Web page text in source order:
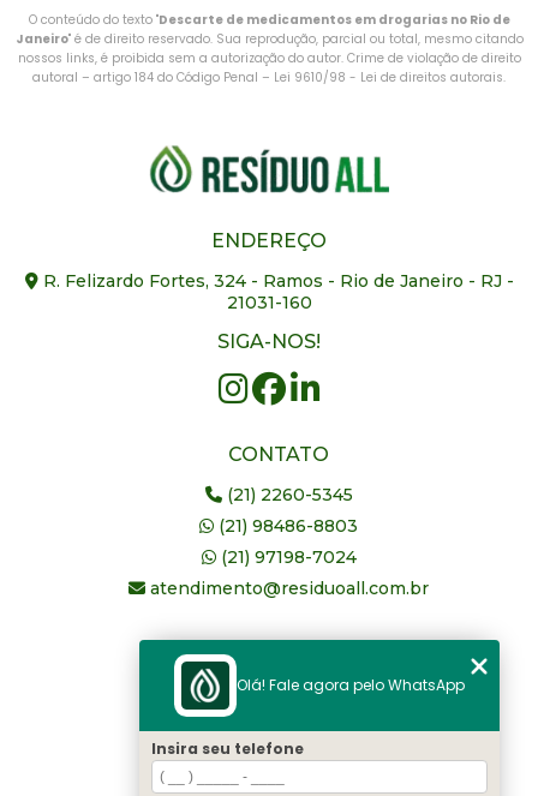
O conteúdo do texto "Descarte de medicamentos em drogarias no Rio de
Janeiro" é de direito reservado. Sua reprodução, parcial ou total, mesmo citando
nossos links, é proibida sem a autorização do autor. Crime de violação de direito
autoral – artigo 184 do Código Penal – Lei 9610/98 - Lei de direitos autorais.
ENDEREÇO
R. Felizardo Fortes, 324 - Ramos - Rio de Janeiro - RJ -
21031-160
SIGA-NOS!
CONTATO
(21) 2260-5345
(21) 98486-8803
(21) 97198-7024
atendimento@residuoall.com.br
Quem somos
serviços
Olá! Fale agora pelo WhatsApp
Insira seu telefone